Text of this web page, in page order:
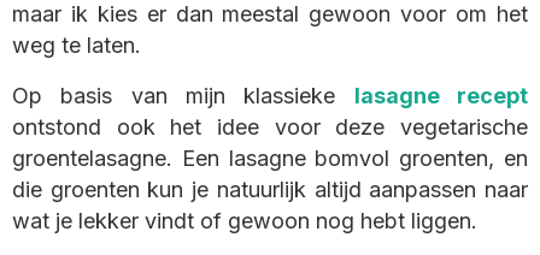
maar ik kies er dan meestal gewoon voor om het
weg te laten.
Op basis van mijn klassieke lasagne recept
ontstond ook het idee voor deze vegetarische
groentelasagne. Een lasagne bomvol groenten, en
die groenten kun je natuurlijk altijd aanpassen naar
wat je lekker vindt of gewoon nog hebt liggen.